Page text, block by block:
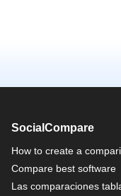
SocialCompare
How to create a
Compare best software
Las comparaciones